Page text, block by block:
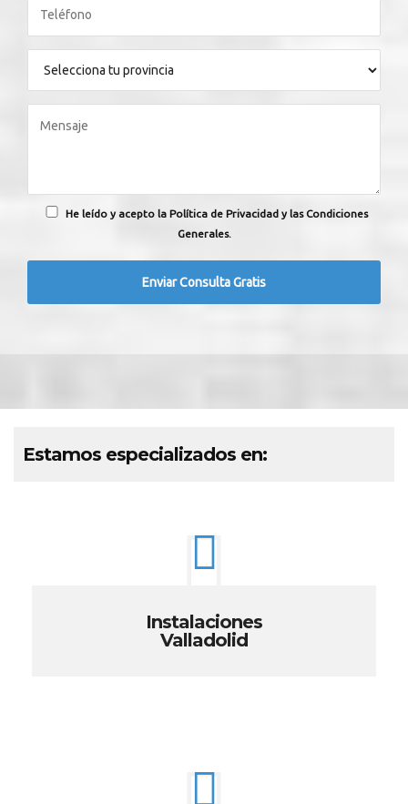
He leído y acepto la Política de Privacidad y las Condiciones
Generales.
Estamos especializados en:
Instalaciones
Valladolid